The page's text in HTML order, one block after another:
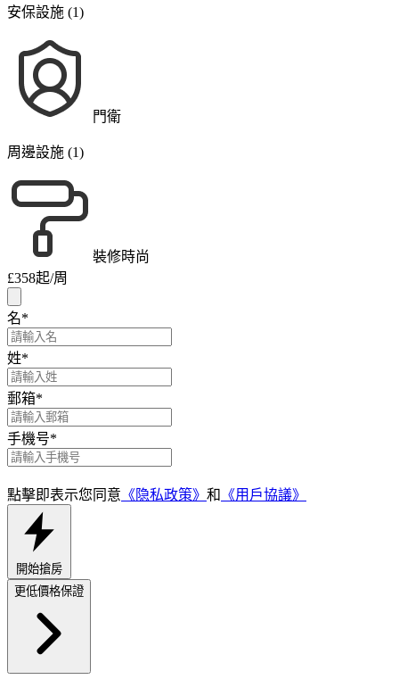
安保設施 (1)
門衛
周邊設施 (1)
裝修時尚
£358起/周
名*
姓*
郵箱*
手機号*
點擊即表示您同意 《隐私政策》 和 《用戶協議》
開始搶房
更低價格保證